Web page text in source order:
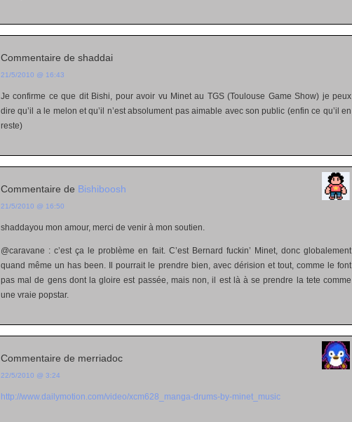
Commentaire de shaddai
21/5/2010 @ 16:43
Je confirme ce que dit Bishi, pour avoir vu Minet au TGS (Toulouse Game Show) je peux
dire qu’il a le melon et qu’il n’est absolument pas aimable avec son public (enfin ce qu’il en
reste)
Commentaire de Bishiboosh
21/5/2010 @ 16:50
shaddayou mon amour, merci de venir à mon soutien.
@caravane : c’est ça le problème en fait. C’est Bernard fuckin’ Minet, donc globalement
quand même un has been. Il pourrait le prendre bien, avec dérision et tout, comme le font
pas mal de gens dont la gloire est passée, mais non, il est là à se prendre la tete comme
une vraie popstar.
Commentaire de merriadoc
22/5/2010 @ 3:24
http://www.dailymotion.com/video/xcm628_manga-drums-by-minet_music